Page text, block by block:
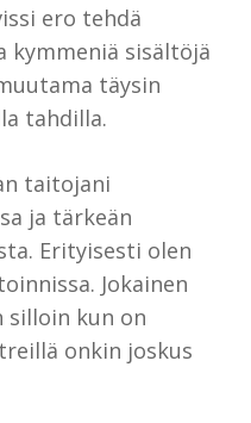
ero tehdä
kymmeniä sisältöjä
täysin
tahdilla.
taitojani
ja tärkeän
Erityisesti olen
Jokainen
silloin kun on
onkin joskus